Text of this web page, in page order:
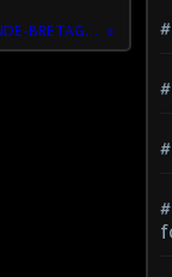
COMME AUX USA, AU CANADA ET EN GRANDE-BRETAGNE, LE NOMBRE DE GREVES EXPLOSE EN AUSTRALIE